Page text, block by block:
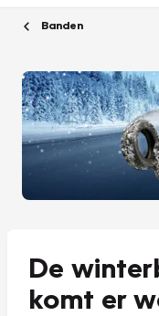
Banden
De
komt er